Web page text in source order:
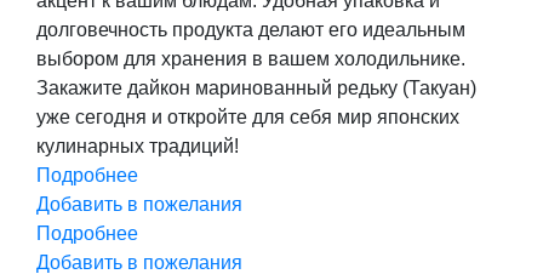
долговечность продукта делают его идеальным
выбором для хранения в вашем холодильнике.
Закажите дайкон маринованный редьку (Такуан)
уже сегодня и откройте для себя мир японских
кулинарных традиций!
Подробнее
Добавить в пожелания
Подробнее
Добавить в пожелания